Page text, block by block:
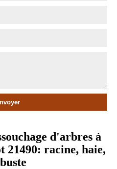
d'arbres à
21490: racine, haie,